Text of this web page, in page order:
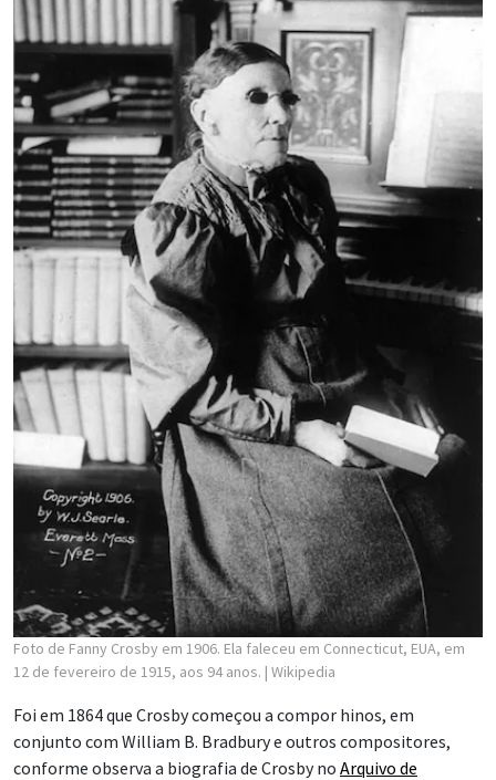
Foto de Fanny Crosby em 1906. Ela faleceu em Connecticut, EUA, em
12 de fevereiro de 1915, aos 94 anos. | Wikipedia
Foi em 1864 que Crosby começou a compor hinos, em
conjunto com William B. Bradbury e outros compositores,
conforme observa a biografia de Crosby no Arquivo de